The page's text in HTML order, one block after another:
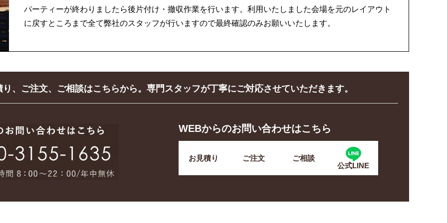
パーティーが終わりましたら後片付け・撤収作業を行います。利用いたしました会場を元のレイアウト
に戻すところまで全て弊社のスタッフが行いますので最終確認のみお願いいたします。
り、ご注文、ご相談はこちらから。 専門スタッフが丁寧にご対応させていただきます。
WEBからのお問い合わせはこちら
お見積り ご注文
ご相談
公式LINE